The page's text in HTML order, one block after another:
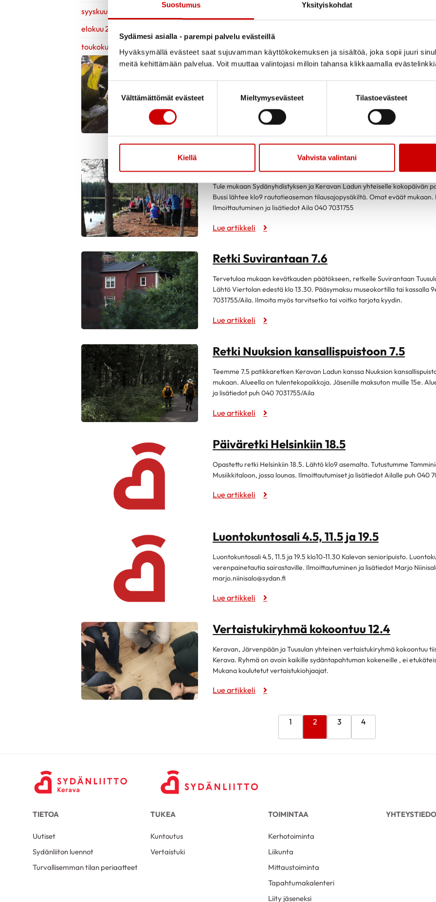
Suostumus Yksityiskohdat
Sydämesi asialla - parempi palvelu evästeillä
Hyväksymällä evästeet saat sujuvamman käyttökokemuksen ja sisältöä, joka sopii juuri
meitä kehittämään palvelua. Voit muuttaa valintojasi milloin tahansa klikkaamalla
Välttämättömät evästeet
Mieltymysevästeet Tilastoevästeet
Kiellä Vahvista valintani
syyskuu 2021
elokuu 2021
toukokuu 2021
SYDÄMEN ASIALLA YHDESSÄ –
Tule mukaan vertaisryhmään jakamaan kokemuksiasi ja tuntemuksiasi
Ryhmää ohjaa koulutettu vertaisohjaajapari. Osallistuminen maksutonta.
osoitteessa Viertolan toimintakeskus Timontie 4 Kerava. Aloitus 13.10.
050 5842310 jouko.takaranta@elisanet.fi 30.9 mennessä
Lue artikkeli
Tule mukaan Sydänyhdistyksen ja Keravan Ladun yhteiselle kokopäivän
Bussi lähtee klo9 rautatieaseman tilausajopysäkiltä. Omat eväät
Ilmoittautuminen ja lisätiedot Aila 040 7031755
Lue artikkeli
Retki Suvirantaan 7.6
Tervetuloa mukaan kevätkauden päätökseen, retkelle Suvirantaan
Lähtö Viertolan edestä klo 13.30. Pääsymaksu museokortilla tai kassalla
7031755/Aila. Ilmoita myös tarvitsetko tai voitko tarjota kyydin.
Lue artikkeli
Retki Nuuksion kansallispuistoon 7.5
Teemme 7.5 patikkaretken Keravan Ladun kanssa Nuuksion
mukaan. Alueella on tulentekopaikkoja. Jäsenille maksuton muille 15e.
ja lisätiedot puh 040 7031755/Aila
Lue artikkeli
Päiväretki Helsinkiin 18.5
Opastettu retki Helsinkiin 18.5. Lähtö klo9 asemalta. Tutustumme
Musiikkitaloon, jossa lounas. Ilmoittautumiset ja lisätiedot Ailalle puh 040
Lue artikkeli
Luontokuntosali 4.5, 11.5 ja 19.5
Luontokuntosali 4.5, 11.5 ja 19.5 klo10-11.30 Kalevan senioripuisto.
verenpainetautia sairastaville. Ilmoittautuminen ja lisätiedot Marjo
marjo.niinisalo@sydan.fi
Lue artikkeli
Vertaistukiryhmä kokoontuu 12.4
Keravan, Järvenpään ja Tuusulan yhteinen vertaistukiryhmä kokoontuu
Kerava. Ryhmä on avoin kaikille sydäntapahtuman kokeneille , ei
Mukana koulutetut vertaistukiohjaajat.
Lue artikkeli
1 2 3 4
TIETOA
Uutiset
Sydänliiton luennot
Turvallisemman tilan periaatteet
TUKEA
Kuntoutus
Vertaistuki
TOIMINTAA
Kerhotoiminta
Liikunta
Mittaustoiminta
Tapahtumakalenteri
Liity jäseneksi